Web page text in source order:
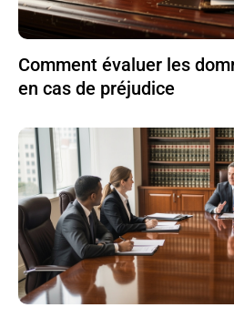
Comment évaluer les
en cas de préjudice